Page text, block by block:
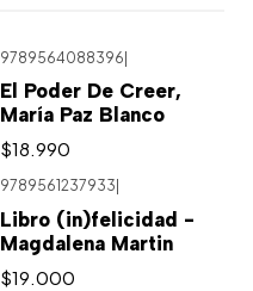
9789564088396
El Poder De Creer,
María Paz Blanco
$18.990
9789561237933
Libro (in)felicidad -
Magdalena Martin
$19.000